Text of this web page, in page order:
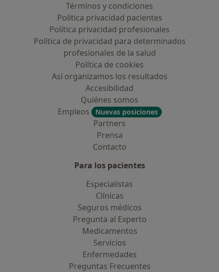
Términos y condiciones
Política privacidad pacientes
Política privacidad profesionales
Política de privacidad para determinados
profesionales de la salud
Política de cookies
Así organizamos los resultados
Accesibilidad
Quiénes somos
Empleos
Nuevas posiciones
Partners
Prensa
Contacto
Para los pacientes
Especialistas
Clínicas
Seguros médicos
Pregunta al Experto
Medicamentos
Servicios
Enfermedades
Preguntas Frecuentes